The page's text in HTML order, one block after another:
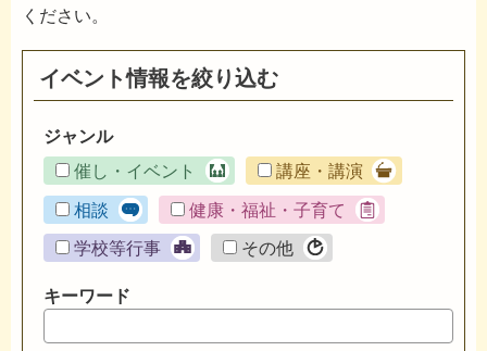
ください。
イベント情報を絞り込む
ジャンル
催し・イベント
講座・講演
相談 健康・福祉・子育て
学校等行事 その他
キーワード